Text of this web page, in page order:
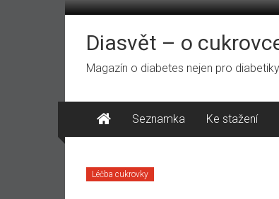
Přeskočit
obsahDiasvět – o
Magazín o diabetes nejen pro diabetiky
Seznamka Ke stažení
Léčba cukrovky